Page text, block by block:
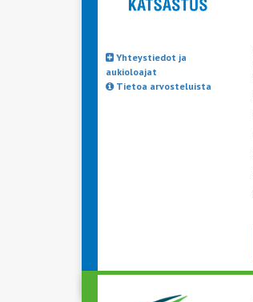
Yhteystiedot ja
aukioloajat
Tietoa arvosteluista